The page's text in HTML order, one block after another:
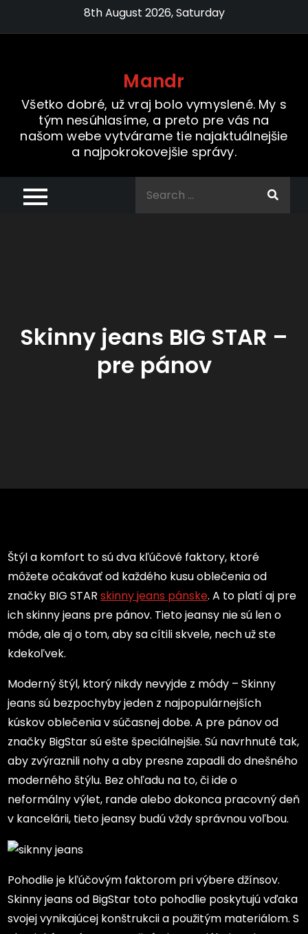
8th August 2026, Saturday
Mandr
Všetko dobré, už vraj bolo vymyslené. My s
tým nesúhlasíme, a preto pre vás na
našom webe vytvárame tie najaktuálnejšie
a najpokrokovejšie správy.
Skinny jeans BIG STAR –
pre pánov
Štýl a komfort to sú dva kľúčové faktory, ktoré
môžete očakávať od každého kusu oblečenia od
značky BIG STARskinny jeans pánske. A to platí aj pre
ich skinny jeans pre pánov. Tieto jeansy nie sú len o
móde, ale aj o tom, aby sa cítili skvele, nech už ste
kdekoľvek.
Moderný štýl, ktorý nikdy nevyjde z módy – Skinny
jeans sú bezpochyby jeden z najpopulárnejších
kúskov oblečenia v súčasnej dobe. A pre pánov od
značky BigStar sú ešte špeciálnejšie. Sú navrhnuté tak,
aby zvýraznili nohy a aby presne zapadli do dnešného
moderného štýlu. Bez ohľadu na to, či ide o
neformálny výlet, rande alebo dokonca pracovný deň
v kancelárii, tieto jeansy budú vždy správnou voľbou.
Pohodlie je kľúčovým faktorom pri výbere džínsov.
Skinny jeans od BigStar toto pohodlie poskytujú vďaka
svojej vynikajúcej konštrukcii a použitým materiálom. S